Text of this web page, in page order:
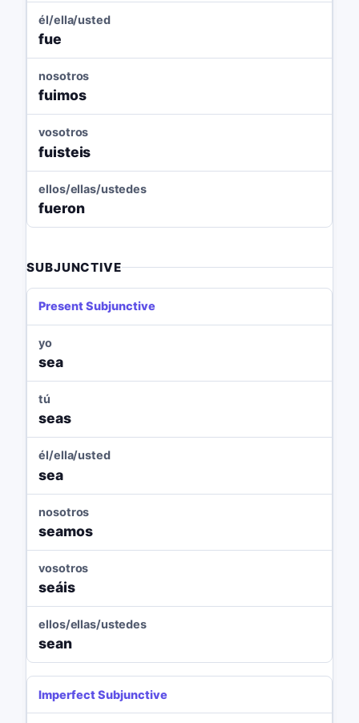
él/ella/usted
fue
nosotros
fuimos
vosotros
fuisteis
ellos/ellas/ustedes
fueron
SUBJUNCTIVE
Present Subjunctive
yo
sea
tú
seas
él/ella/usted
sea
nosotros
seamos
vosotros
seáis
ellos/ellas/ustedes
sean
Imperfect Subjunctive